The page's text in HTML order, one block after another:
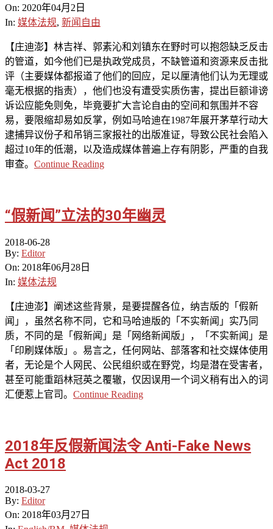
On: 2020年04月2日
In: 媒体法规, 新闻自由
【庄迪澎】林吉祥、郭素沁和刘镇东在野时可以抱怨缺乏反击
的管道，如今他们已是执政党成员，不缺管道和资源来反击批
评（主要媒体都报道了他们的回应，足以厘清他们认为无理或
毫无根据的指责），他们也没有遭受实质伤害，提出巨额诽谤
诉讼应能免则免，毕竟要扩大言论自由的空间和氛围并不容
易，要限缩却易如反掌，例如马哈迪在1987年展开茅草行动大
逮捕异议份子和吊销三家报社的出版准证，导致公民社会陷入
超过10年的低潮，以及造成媒体普遍上存有阴影，严重的自我
审查。 Continue Reading
“假新闻”立法的30年幽灵
2018-06-28
By: Editor
On: 2018年06月28日
In: 媒体法规
【庄迪澎】阐述这些背景，是要提醒各位，纳吉版的「假新
闻」，虽然名称不同，它和马哈迪版的「不实新闻」实乃同
质，不同的是「假新闻」是「网络新闻版」，「不实新闻」是
「印刷媒体版」。易言之，任何网站、部落客和社交媒体使用
者，无论是个人网民、公民组织或在野党，均是潜在受害者，
甚至可能重蹈林冠英之覆辙，仅因误用一个词义稍有出入的词
汇便惹上官司。 Continue Reading
2018年反假新闻法令 Anti-Fake News
Act 2018
2018-03-27
By: Editor
On: 2018年03月27日